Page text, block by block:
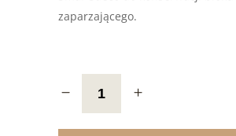
zaparzającego.